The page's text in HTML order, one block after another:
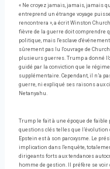
« Ne croyez jamais, jamais, jamais
entreprend un étrange voyage
rencontrera », a écrit Winston
fièvre de la guerre doit comprendre
politique, mais l'esclave
sûrement pas lu l'ouvrage de
plusieurs guerres. Trump a donné
guidé par la conviction que le
supplémentaire. Cependant, il n’a
guerre, ni expliqué ses raisons aux
Netanyahu.
Trump le fait à une époque de
questions clés telles que l’évolution
Epstein est à son paroxysme. Le
implication dans l'enquête,
dirigeants forts aux tendances
homme de gestion. Il préfère se